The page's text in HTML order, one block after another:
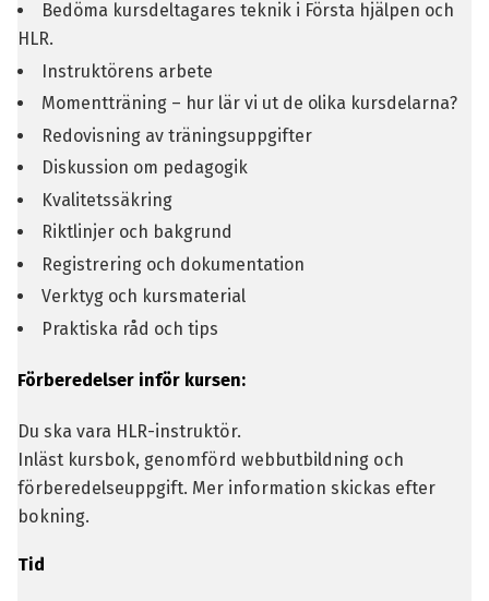
Bedöma kursdeltagares teknik i Första hjälpen och
HLR.
Instruktörens arbete
Momentträning – hur lär vi ut de olika kursdelarna?
Redovisning av träningsuppgifter
Diskussion om pedagogik
Kvalitetssäkring
Riktlinjer och bakgrund
Registrering och dokumentation
Verktyg och kursmaterial
Praktiska råd och tips
Förberedelser inför kursen:
Du ska vara HLR-instruktör.
Inläst kursbok, genomförd webbutbildning och
förberedelseuppgift. Mer information skickas efter
bokning.
Tid